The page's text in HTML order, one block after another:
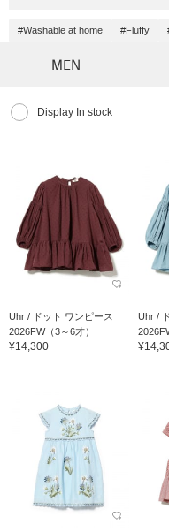
#Washable at home #Fluffy
MEN
Display In stock
Uhr / ドット ワンピース
2026FW（3～6才）
¥14,300
Uhr /